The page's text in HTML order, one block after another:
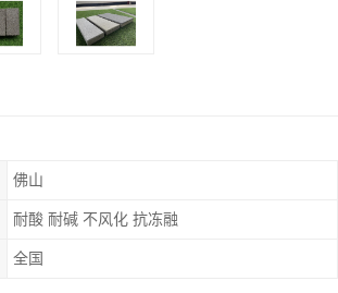
佛山
耐酸 耐碱 不风化 抗冻融
全国